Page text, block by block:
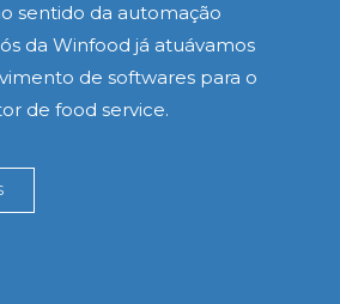
sentido da automação
da Winfood já atuávamos
de softwares para o
de food service.